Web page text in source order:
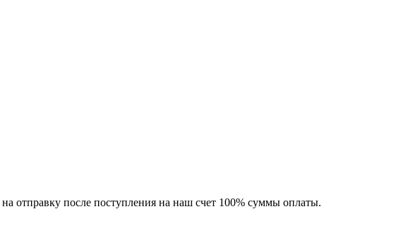
отправку после поступления на наш счет 100% суммы оплаты.